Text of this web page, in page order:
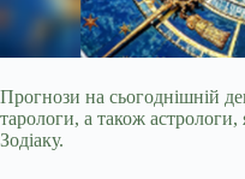
Прогнози на сьогоднішній
тарологи, а також
Зодіаку.